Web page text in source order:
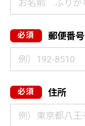
郵便番号
住所